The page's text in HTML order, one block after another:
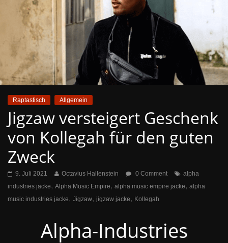
Raptastisch Allgemein
Jigzaw versteigert Geschenk
von Kollegah für den guten
Zweck
9. Juli 2021 Octavius Hallenstein 0 Comment
alpha
industries jacke, Alpha Music Empire, alpha music empire jacke, alpha
music industries jacke, Jigzaw, jigzaw jacke, Kollegah
Alpha-Industries